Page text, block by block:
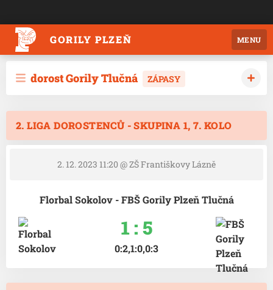
GORILY PLZEŇ MENU
dorost Gorily Tlučná ZÁPASY
2. LIGA DOROSTENCŮ - SKUPINA 1, 7. KOLO
2. 12. 2023 11:20 @ ZŠ Františkovy Lázně
Florbal Sokolov - FBŠ Gorily Plzeň Tlučná
1 : 5
0:2,1:0,0:3